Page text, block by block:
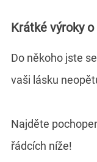
Krátké výroky
Do někoho jste
vaši lásku
Najděte
řádcích níže!